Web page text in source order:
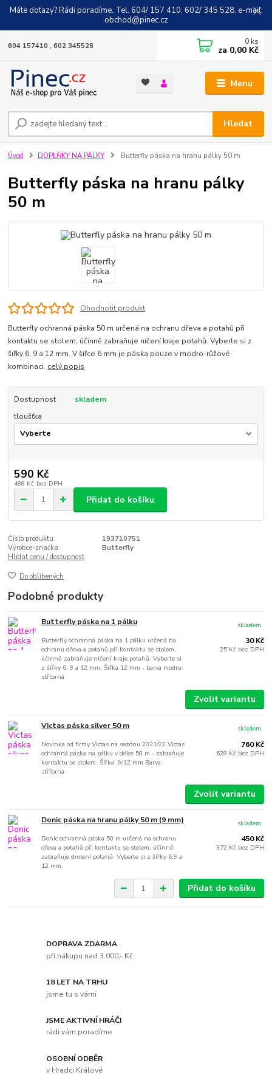
Máte dotazy? Rádi poradíme. Tel. 604/ 157 410, 602/ 345 528. e-mail:
obchod@pinec.cz
Menu
Hledat
604 157410 , 602 345528 0 ks
za 0,00 Kč
Úvod DOPLŇKY NA PÁLKY Butterfly páska na hranu pálky 50 m
Butterfly páska na hranu pálky
50 m
Ohodnotit produkt
Butterfly ochranná páska 50 m určená na ochranu dřeva a potahů při
kontaktu se stolem, účinně zabraňuje ničení kraje potahů. Vyberte si z
šířky 6, 9 a 12 mm. V šířce 6 mm je páska pouze v modro-růžové
kombinaci. celý popis
Dostupnost
skladem
tloušťka
590 Kč
488 Kč bez DPH
Přidat do košíku
Číslo produktu:
193710751
Výrobce-značka:
Butterfly
Hlídat cenu / dostupnost
Do oblíbených
Podobné produkty
Butterfly páska na 1 pálku
Butterfly ochranná páska na 1 pálku určená na
ochranu dřeva a potahů při kontaktu se stolem,
účinně zabraňuje ničení kraje potahů. Vyberte si
z šířky 6, 9 a 12 mm. Šířka 12 mm - barva modro-
stříbrná
30 Kč
25 Kč bez DPH
skladem
Zvolit variantu
Victas páska silver 50 m
Novinka od firmy Victas na sezónu 2021/22 Victas
ochranná páska na pálku v délce 50 m - zabraňuje
kontaktu se stolem. Šířka: 9/12 mm Barva:
stříbrná
760 Kč
628 Kč bez DPH
skladem
Zvolit variantu
Donic páska na hranu pálky 50 m (9 mm)
Donic ochranná páska 50 m určená na ochranu
dřeva a potahů při kontaktu se stolem, účinně
zabraňuje drolení potahů. Vyberte si z šířky 6,9 a
12 mm.
450 Kč
372 Kč bez DPH
skladem
Přidat do košíku
DOPRAVA ZDARMA
při nákupu nad 3.000,- Kč
18 LET NA TRHU
jsme tu s vámi
JSME AKTIVNÍ HRÁČI
rádi vám poradíme
OSOBNÍ ODBĚR
v Hradci Králové